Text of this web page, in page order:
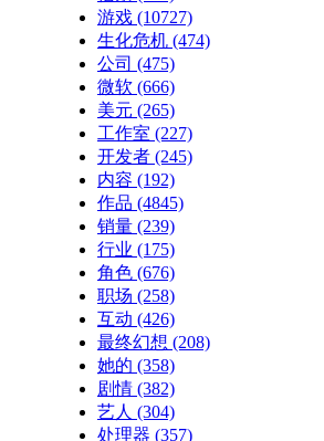
游戏 (10727)
生化危机 (474)
公司 (475)
微软 (666)
美元 (265)
工作室 (227)
开发者 (245)
内容 (192)
作品 (4845)
销量 (239)
行业 (175)
角色 (676)
职场 (258)
互动 (426)
最终幻想 (208)
她的 (358)
剧情 (382)
艺人 (304)
处理器 (357)